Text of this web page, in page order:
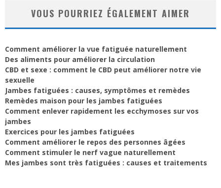
VOUS POURRIEZ ÉGALEMENT AIMER
Comment améliorer la vue fatiguée naturellement
Des aliments pour améliorer la circulation
CBD et sexe : comment le CBD peut améliorer notre vie
sexuelle
Jambes fatiguées : causes, symptômes et remèdes
Remèdes maison pour les jambes fatiguées
Comment enlever rapidement les ecchymoses sur vos
jambes
Exercices pour les jambes fatiguées
Comment améliorer le repos des personnes âgées
Comment stimuler le nerf vague naturellement
Mes jambes sont très fatiguées : causes et traitements